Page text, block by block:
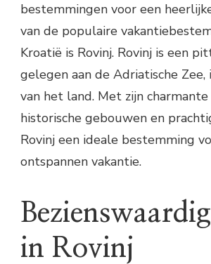
bestemmingen voor een
van de populaire
Kroatië is Rovinj. Rovinj is een
gelegen aan de Adriatische
van het land. Met zijn
historische gebouwen en
Rovinj een ideale bestemming
ontspannen vakantie.
in Rovinj